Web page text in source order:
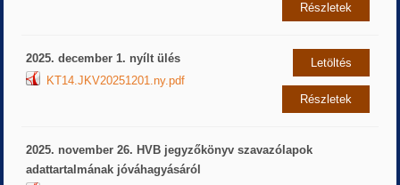
Részletek
2025. december 1. nyílt ülés
KT14.JKV20251201.ny.pdf
Letöltés
Részletek
2025. november 26. HVB jegyzőkönyv szavazólapok
adattartalmának jóváhagyásáról